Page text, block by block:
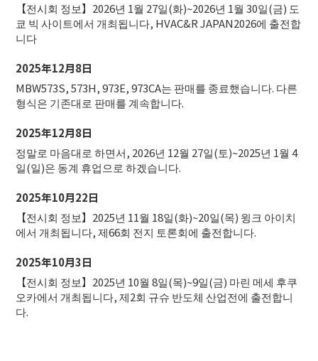
【전시회 정보】2026년 1월 27일(화)~2026년 1월 30일(금) 도
쿄 빅 사이트에서 개최됩니다, HVAC&R JAPAN2026에 출전합
니다
2025年12月8日
MBW573S, 573H, 973E, 973CA는 판매를 종료했습니다. 다른
형식은 기존대로 판매를 계속합니다.
2025年12月8日
정말로 마음대로 하면서, 2026년 12월 27일(토)~2025년 1월 4
일(일)은 동계 휴업으로 하겠습니다.
2025年10月22日
【전시회 정보】2025년 11월 18일(화)~20일(목) 윙크 아이치
에서 개최됩니다, 제66회 전지 토론회에 출전합니다.
2025年10月3日
【전시회 정보】 2025년 10월 8일(목)~9일(금) 마린 메세 후쿠
오카에서 개최됩니다, 제2회 규슈 반도체 산업전에 출전합니
다.